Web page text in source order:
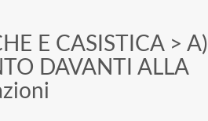
E CASISTICA> A)
DAVANTI ALLA